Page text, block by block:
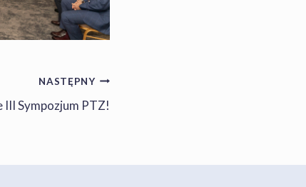
NASTĘPNY
III Sympozjum PTZ!